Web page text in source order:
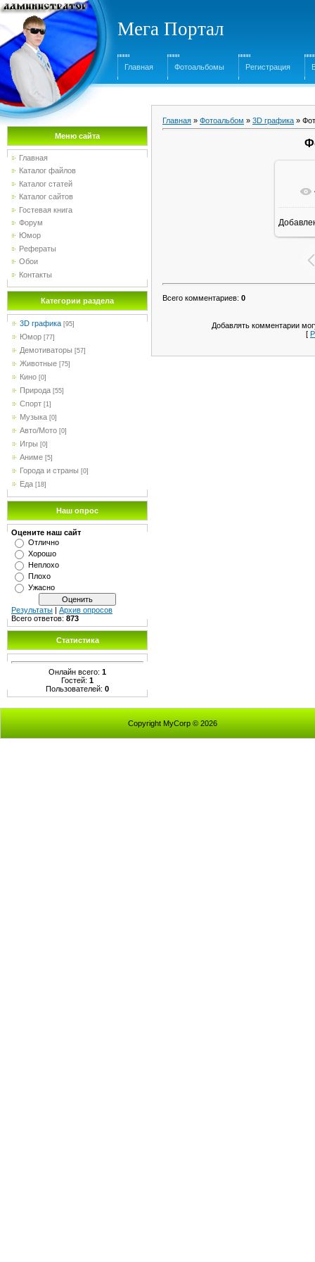
Мега Портал
Главная Фотоальбомы Регистрация
Меню сайта
Главная
Каталог файлов
Каталог статей
Каталог сайтов
Гостевая книга
Форум
Юмор
Рефераты
Обои
Контакты
Категории раздела
3D графика [95]
Юмор [77]
Демотиваторы [57]
Животные [75]
Кино [0]
Природа [55]
Спорт [1]
Музыка [0]
Авто/Мото [0]
Игры [0]
Аниме [5]
Города и страны [0]
Еда [18]
Наш опрос
Оцените наш сайт
Отлично
Хорошо
Неплохо
Плохо
Ужасно
Результаты | Архив опросов
Всего ответов: 873
Статистика
Онлайн всего: 1
Гостей: 1
Пользователей: 0
Главная » Фотоальбом » 3D графика »
Всего комментариев: 0
Добавлять комментарии
[
Copyright MyCorp © 2026